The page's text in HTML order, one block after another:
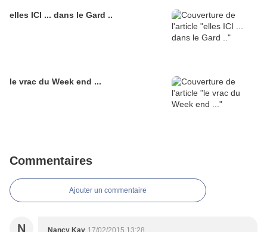
elles ICI ... dans le Gard ..
le vrac du Week end ...
Commentaires
Ajouter un commentaire
N Nancy Kay 17/02/2015 13:28